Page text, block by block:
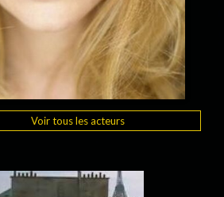
Voir tous les acteurs